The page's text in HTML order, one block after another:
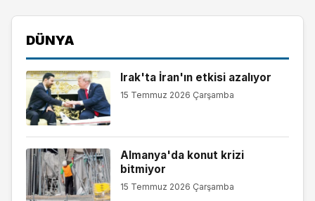
DÜNYA
Irak'ta İran'ın etkisi azalıyor
15 Temmuz 2026 Çarşamba
Almanya'da konut krizi
bitmiyor
15 Temmuz 2026 Çarşamba